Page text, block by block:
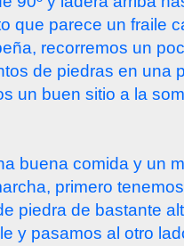
que parece un fraile
recorremos un
de piedras en una
un buen sitio a la
buena comida y un
primero
piedra de bastante
y pasamos al otro